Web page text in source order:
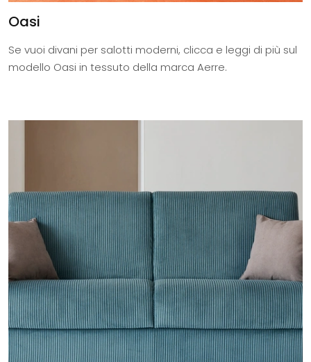
Oasi
Se vuoi divani per salotti moderni, clicca e leggi di più sul
modello Oasi in tessuto della marca Aerre.